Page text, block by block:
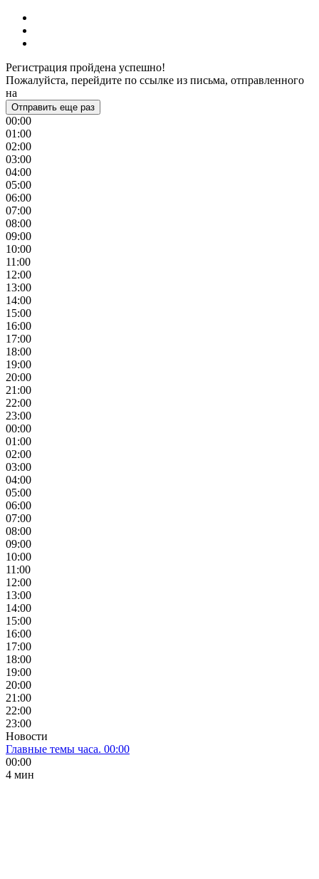
Регистрация пройдена успешно!
Пожалуйста, перейдите по ссылке из письма, отправленного
на
Отправить еще раз
00:00
01:00
02:00
03:00
04:00
05:00
06:00
07:00
08:00
09:00
10:00
11:00
12:00
13:00
14:00
15:00
16:00
17:00
18:00
19:00
20:00
21:00
22:00
23:00
00:00
01:00
02:00
03:00
04:00
05:00
06:00
07:00
08:00
09:00
10:00
11:00
12:00
13:00
14:00
15:00
16:00
17:00
18:00
19:00
20:00
21:00
22:00
23:00
Новости
Главные темы часа. 00:00
00:00
4 мин